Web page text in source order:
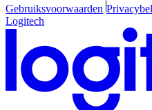
Gebruiksvoorwaarden
Logitech